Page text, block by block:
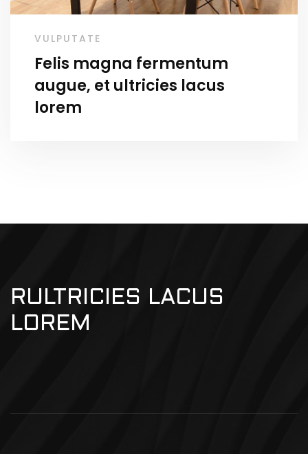
VULPUTATE
Felis magna fermentum
augue, et ultricies lacus
lorem
RULTRICIES LACUS
LOREM